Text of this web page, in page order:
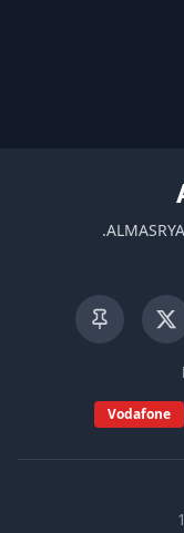
ALMASRYA
.
Vodafone